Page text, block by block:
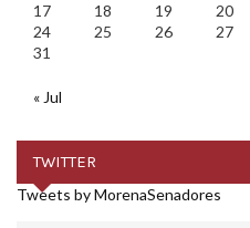
17
18 19 20
24
25 26 27
31
« Jul
TWITTER
Tweets by MorenaSenadores